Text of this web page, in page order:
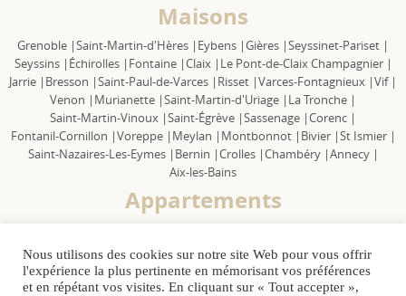
Maisons
Grenoble |Saint-Martin-d'Hères | Eybens |Gières |Seyssinet-Pariset |
Seyssins | Échirolles | Fontaine |Claix | Le Pont-de-Claix Champagnier |
Jarrie | Bresson |Saint-Paul-de-Varces | Risset |Varces-Fontagnieux |Vif |
Venon | Murianette |Saint-Martin-d'Uriage | La Tronche |
Saint-Martin-Vinoux |Saint-Égrève |Sassenage |Corenc |
Fontanil-Cornillon |Voreppe | Meylan | Montbonnot | Bivier |St Ismier |
Saint-Nazaires-Les-Eymes | Bernin |Crolles |Chambéry |Annecy |
Aix-les-Bains
Appartements
Seyssins |Échirolles | Fontaine | Claix |
Le Pont-de-Claix Champagnier |
Jarrie |Bresson |Saint Paul-de-Varces |Risset |Varces-Fontagnieux |
Venon |Murianette | Saint-Martin-d'Uriage |La Tronche |
Nous utilisons des cookies sur notre site Web pour vous offrir
l'expérience la plus pertinente en mémorisant vos préférences
et en répétant vos visites. En cliquant sur « Tout accepter »,